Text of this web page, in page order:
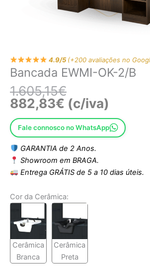
4.9/5(+200 avaliações no
Bancada EWMI-OK-2/B
1.605,15€
882,83€ (c/iva)
Fale connosco no WhatsApp
GARANTIA de 2 Anos.
Showroom em BRAGA.
Entrega GRÁTIS de 5 a 10 dias úteis.
Cor da Cerâmica:
Cerâmica
Branca
Cerâmica
Preta